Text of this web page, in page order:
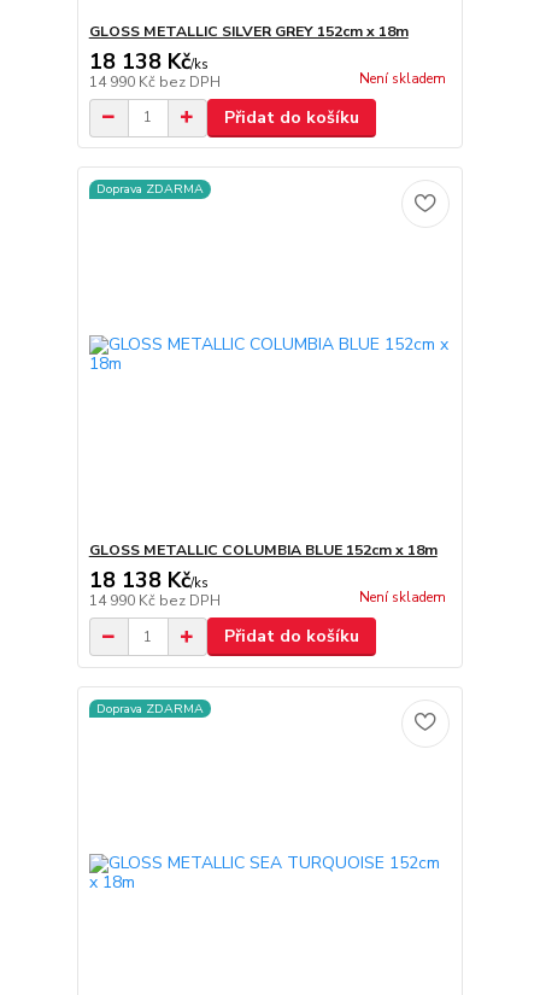
GLOSS METALLIC SILVER GREY 152cm x 18m
18 138 Kč/ks
14 990 Kč bez DPH Není skladem
Přidat do košíku
Doprava ZDARMA
GLOSS METALLIC COLUMBIA BLUE 152cm x 18m
18 138 Kč/ks
14 990 Kč bez DPH Není skladem
Přidat do košíku
Doprava ZDARMA